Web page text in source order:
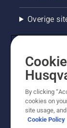
Overige
© Husqvarna
By clicking
cookies on
site usage,
Cookie Policy